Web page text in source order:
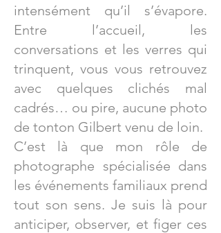
intensément qu’il s’évapore.
Entre l’accueil, les
conversations et les verres qui
trinquent, vous vous retrouvez
avec quelques clichés mal
cadrés… ou pire, aucune photo
de tonton Gilbert venu de loin.
C’est là que mon rôle de
photographe spécialisée dans
les événements familiaux prend
tout son sens. Je suis là pour
anticiper, observer, et figer ces